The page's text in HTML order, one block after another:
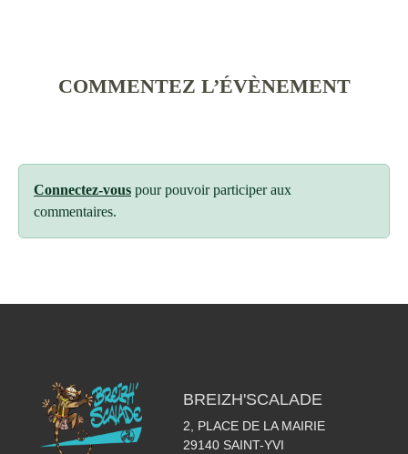
COMMENTEZ L’ÉVÈNEMENT
Connectez-vous pour pouvoir participer aux
commentaires.
BREIZH'SCALADE
2, PLACE DE LA MAIRIE
29140 SAINT-YVI